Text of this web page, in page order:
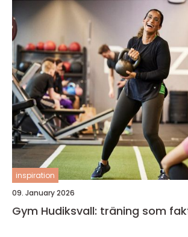
inspiration
09. January 2026
Gym Hudiksvall: träning som